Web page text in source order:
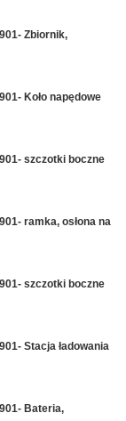
Zbiornik,
Koło napędowe
szczotki boczne
ramka, osłona na
szczotki boczne
Stacja ładowania
Bateria,